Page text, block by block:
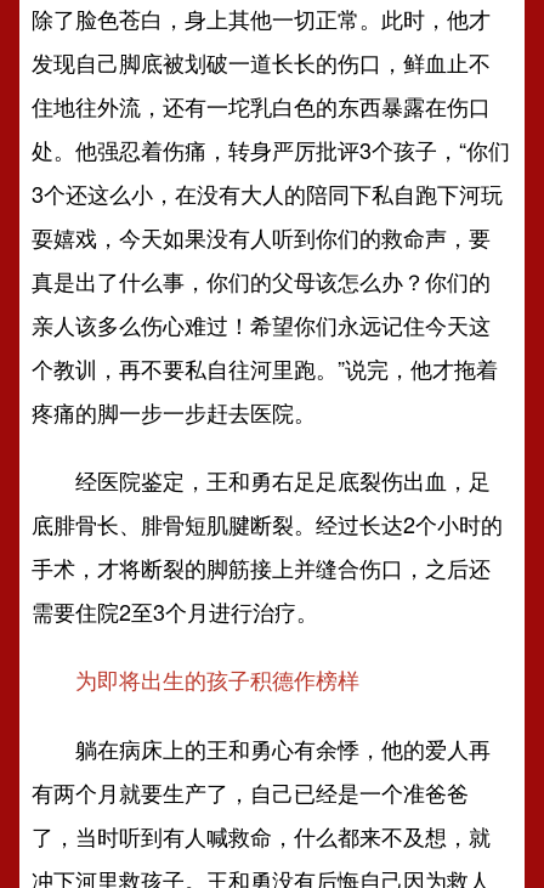
除了脸色苍白，身上其他一切正常。此时，他才
发现自己脚底被划破一道长长的伤口，鲜血止不
住地往外流，还有一坨乳白色的东西暴露在伤口
处。他强忍着伤痛，转身严厉批评3个孩子，“你们
3个还这么小，在没有大人的陪同下私自跑下河玩
耍嬉戏，今天如果没有人听到你们的救命声，要
真是出了什么事，你们的父母该怎么办？你们的
亲人该多么伤心难过！希望你们永远记住今天这
个教训，再不要私自往河里跑。”说完，他才拖着
疼痛的脚一步一步赶去医院。
经医院鉴定，王和勇右足足底裂伤出血，足
底腓骨长、腓骨短肌腱断裂。经过长达2个小时的
手术，才将断裂的脚筋接上并缝合伤口，之后还
需要住院2至3个月进行治疗。
为即将出生的孩子积德作榜样
躺在病床上的王和勇心有余悸，他的爱人再
有两个月就要生产了，自己已经是一个准爸爸
了，当时听到有人喊救命，什么都来不及想，就
冲下河里救孩子。王和勇没有后悔自己因为救人